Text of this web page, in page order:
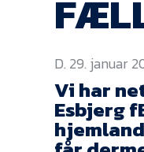
D. 29. januar
Vi har
Esbjerg